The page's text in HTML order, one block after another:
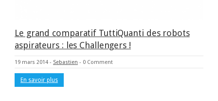
Le grand comparatif TuttiQuanti des robots
aspirateurs : les Challengers !
19 mars 2014 - Sebastien - 0 Comment
En savoir plus